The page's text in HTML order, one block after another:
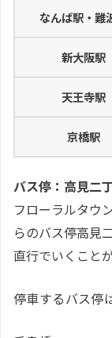
なんば駅・難
新大阪駅
天王寺駅
京橋駅
バス停：高見二
フローラルタウ
らのバス停高見
直行でいくこと
停車するバス停